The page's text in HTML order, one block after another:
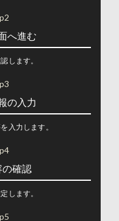
へ進む
します。
の入力
入力します。
の確認
します。